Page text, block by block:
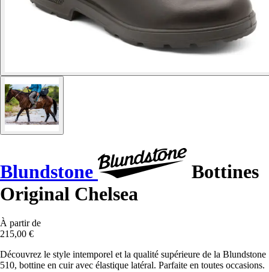
Blundstone
Bottines
Original Chelsea
À partir de
215,00 €
Découvrez le style intemporel et la qualité supérieure de la Blundstone
510, bottine en cuir avec élastique latéral. Parfaite en toutes occasions.